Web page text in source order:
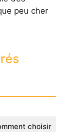
peu cher
choisir